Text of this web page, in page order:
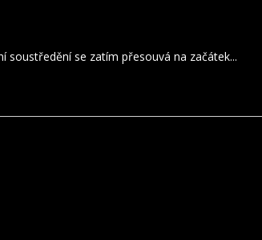
soustředění se zatím přesouvá na začátek...